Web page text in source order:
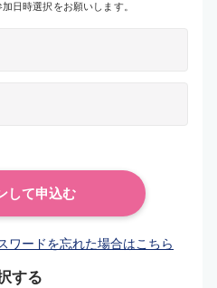
日時選択をお願いします。
ワードを忘れた場合はこちら
する